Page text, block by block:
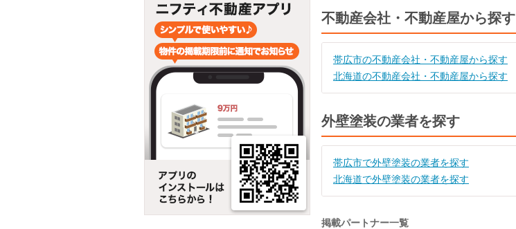
不動産会社・不動産屋から探す
帯広市の不動産会社・不動産屋から探す
北海道の不動産会社・不動産屋から探す
外壁塗装の業者を探す
帯広市で外壁塗装の業者を探す
北海道で外壁塗装の業者を探す
掲載パートナー一覧